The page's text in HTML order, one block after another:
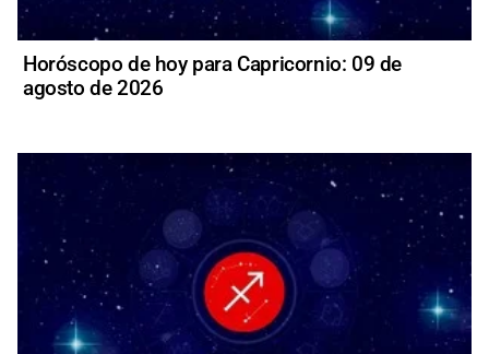
Horóscopo de hoy para Capricornio: 09 de
agosto de 2026